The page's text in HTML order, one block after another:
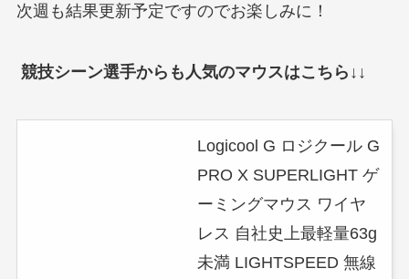
次週も結果更新予定ですのでお楽しみに！
競技シーン選手からも人気のマウスはこちら↓↓
Logicool G ロジクール G
PRO X SUPERLIGHT ゲ
ーミングマウス ワイヤ
レス 自社史上最軽量63g
未満 LIGHTSPEED 無線